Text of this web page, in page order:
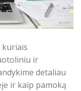
kuriais
ir
detaliau
ir kaip pamoką